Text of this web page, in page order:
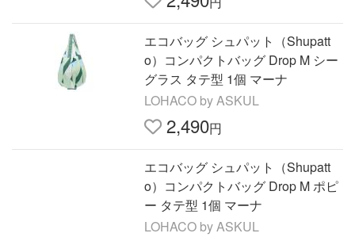
エコバッグ シュパット（Shupatt
o）コンパクトバッグ Drop M シー
グラス タテ型 1個 マーナ
LOHACO by ASKUL
2,490円
エコバッグ シュパット（Shupatt
o）コンパクトバッグ Drop M ポピ
ー タテ型 1個 マーナ
LOHACO by ASKUL